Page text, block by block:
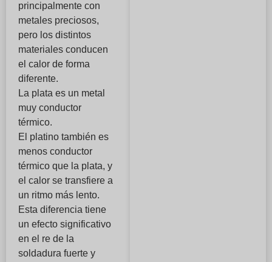
principalmente con
metales preciosos,
pero los distintos
materiales conducen
el calor de forma
diferente.
La plata es un metal
muy conductor
térmico.
El platino también es
menos conductor
térmico que la plata, y
el calor se transfiere a
un ritmo más lento.
Esta diferencia tiene
un efecto significativo
en el re de la
soldadura fuerte y